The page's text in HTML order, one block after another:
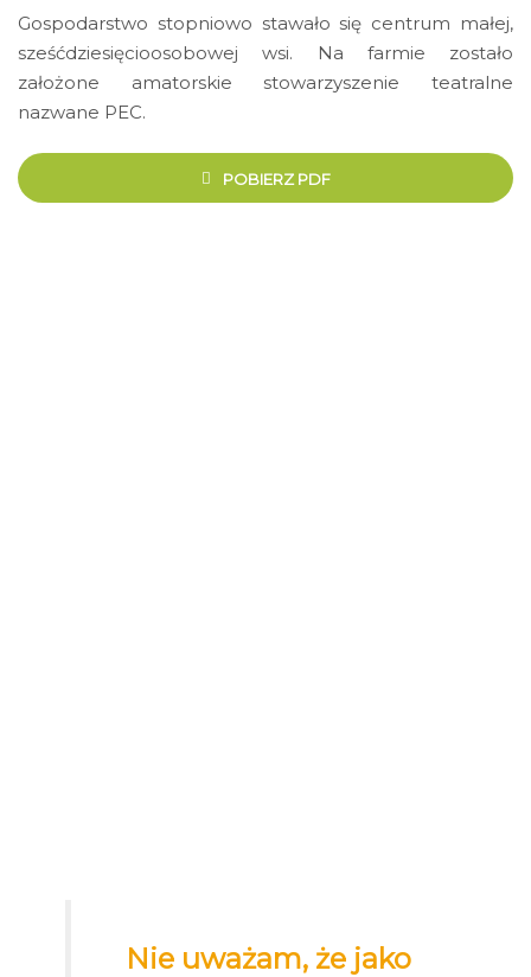
Gospodarstwo stopniowo stawało się centrum małej,
sześćdziesięcioosobowej wsi. Na farmie zostało
założone amatorskie stowarzyszenie teatralne
nazwane PEC.
POBIERZ PDF
Nie uważam, że jako